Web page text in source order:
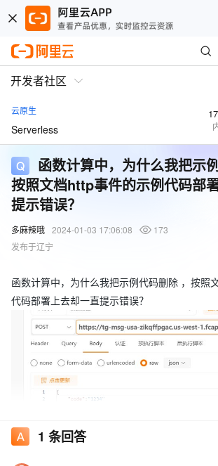
开发者社区
云原生
Serverless
函数计算中，为什么我把示
按照文档http事件的示例代码部
提示错误？
多麻辣哦 2024-01-03 17:06:08
173
发布于辽宁
函数计算中，为什么我把示例代码删除 ，按照
代码部署上去却一直提示错误？
1 条回答